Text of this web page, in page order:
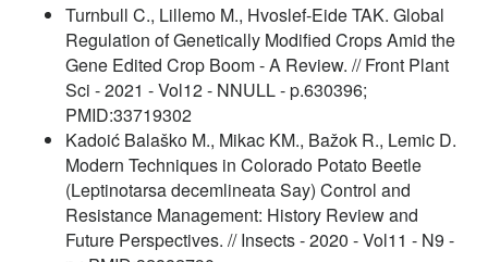
Turnbull C., Lillemo M., Hvoslef-Eide TAK. Global
Regulation of Genetically Modified Crops Amid the
Gene Edited Crop Boom - A Review. // Front Plant
Sci - 2021 - Vol12 - NNULL - p.630396;
PMID:33719302
Kadoić Balaško M., Mikac KM., Bažok R., Lemic D.
Modern Techniques in Colorado Potato Beetle
(Leptinotarsa decemlineata Say) Control and
Resistance Management: History Review and
Future Perspectives. // Insects - 2020 - Vol11 - N9 -